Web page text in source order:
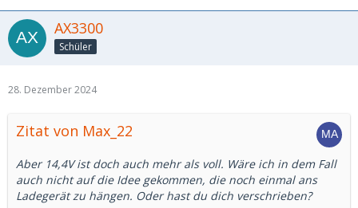
AX3300
Schüler
28. Dezember 2024
Zitat von Max_22
Aber 14,4V ist doch auch mehr als voll. Wäre ich in dem Fall
auch nicht auf die Idee gekommen, die noch einmal ans
Ladegerät zu hängen. Oder hast du dich verschrieben?